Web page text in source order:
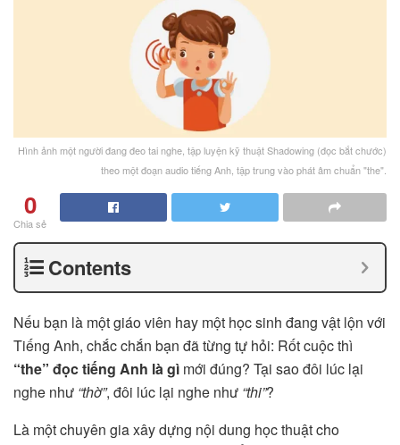
Hình ảnh một người đang đeo tai nghe, tập luyện kỹ thuật Shadowing (đọc bắt chước)
theo một đoạn audio tiếng Anh, tập trung vào phát âm chuẩn "the".
0
Chia sẻ
Contents
Nếu bạn là một giáo viên hay một học sinh đang vật lộn với
Tiếng Anh, chắc chắn bạn đã từng tự hỏi: Rốt cuộc thì
“the” đọc tiếng Anh là gì mới đúng? Tại sao đôi lúc lại
nghe như “thờ”, đôi lúc lại nghe như “thi”?
Là một chuyên gia xây dựng nội dung học thuật cho